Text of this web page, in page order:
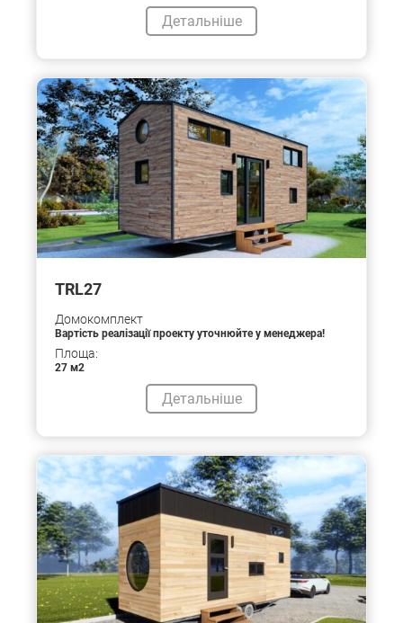
Детальніше
TRL27
Домокомплект
Вартість реалізації проекту уточнюйте у менеджера!
Площа:
27 м2
Детальніше